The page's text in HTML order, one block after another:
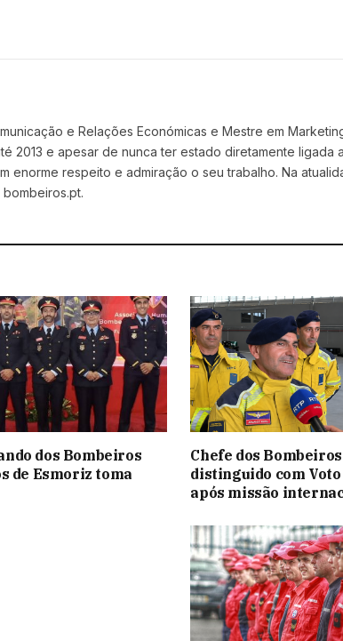
e Relações Económicas e Mestre em
2013 e apesar de nunca ter estado diretamente ligada
enorme respeito e admiração o seu trabalho. Na
dos Bombeiros
de Esmoriz toma
Chefe dos
distinguido com
após missão